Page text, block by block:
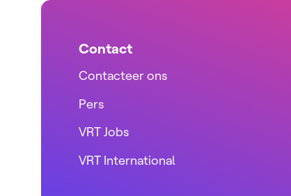
Contact
Contacteer ons
Pers
VRT Jobs
VRT International